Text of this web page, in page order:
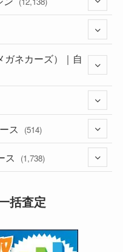
(249)
(16)
(352)
ネカーズ）｜自
ス (514)
(118)
ス (1,738)
括査定